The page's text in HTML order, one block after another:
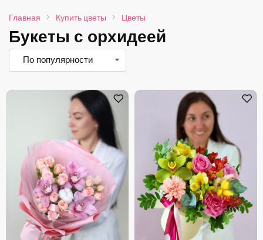
Главная Купить цветы Цветы
Букеты с орхидеей